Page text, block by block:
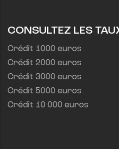
CONSULTEZ LES
Crédit 1000 euros
Crédit 2000 euros
Crédit 3000 euros
Crédit 5000 euros
Crédit 10 000 euros